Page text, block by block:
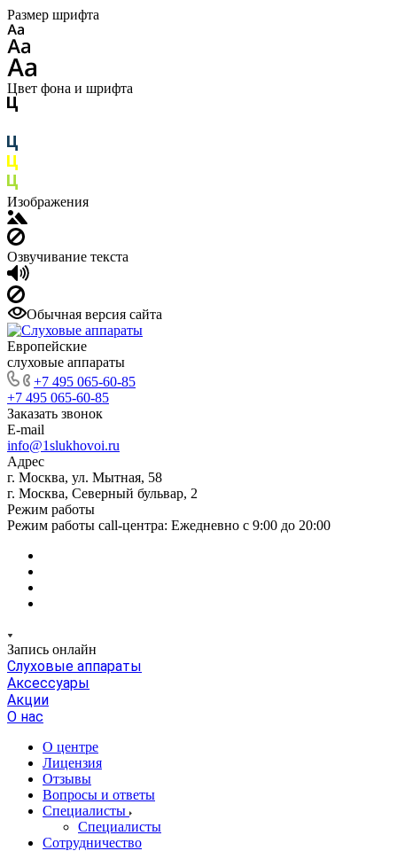
Размер шрифта
Цвет фона и шрифта
Изображения
Озвучивание текста
Обычная версия сайта
Европейские
слуховые аппараты
+7 495 065-60-85
+7 495 065-60-85
Заказать звонок
E-mail
info@1slukhovoi.ru
Адрес
г. Москва, ул. Мытная, 58
г. Москва, Северный бульвар, 2
Режим работы
Режим работы call-центра: Ежедневно с 9:00 до 20:00
Запись онлайн
Слуховые аппараты
Аксессуары
Акции
О нас
О центре
Лицензия
Отзывы
Вопросы и ответы
Специалисты
Специалисты
Сотрудничество